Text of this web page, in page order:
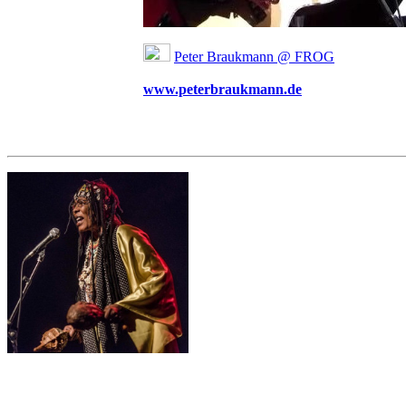
Peter Braukmann @ FROG
www.peterbraukmann.de